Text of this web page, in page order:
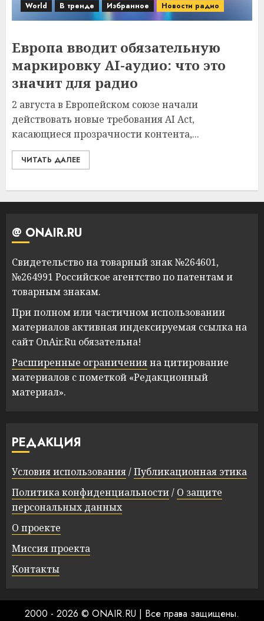
World В тренде Избранное Новости радио
Европа вводит обязательную
маркировку AI-аудио: что это
значит для радио
2 августа в Европейском союзе начали
действовать новые требования AI Act,
касающиеся прозрачности контента,...
ЧИТАТЬ ДАЛЕЕ
@ ONAIR.RU
Свидетельство на товарный знак №264601,
№264991 Российское агентство по патентам и
товарным знакам.
При полном или частичном использовании
материалов активная индексируемая ссылка на
сайт OnAir.Ru обязательна!
Расширенные ограниченияна цитирование
материалов с пометкой «Редакционный
материал».
РЕДАКЦИЯ
Условия использования/Публикационная этика
Политика конфиденциальности/ О защите
персональных данных
О проекте
Миссия проекта
Контакты
2000 - 2026 © ONAIR.RU | Все права защищены.